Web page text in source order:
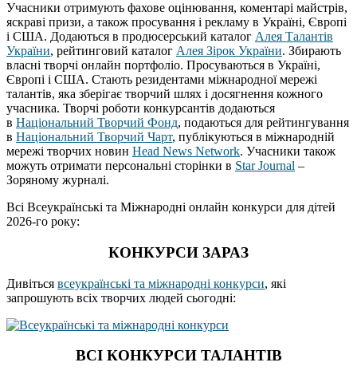
Учасники отримують фахове оцінювання, коментарі майстрів,
яскраві призи, а також просування і рекламу в Україні, Європі
і США. Додаються в продюсерський каталог Алея Талантів
України, рейтинговий каталог Алея Зірок України. Збирають
власні творчі онлайн портфоліо. Просуваються в Україні,
Європі і США. Стають резидентами міжнародної мережі
талантів, яка зберігає творчий шлях і досягнення кожного
учасника. Творчі роботи конкурсантів додаються
в Національний Творчий Фонд, подаються для рейтингування
в Національний Творчий Чарт, публікуються в міжнародній
мережі творчих новин Head News Network. Учасники також
можуть отримати персональні сторінки в Star Journal –
Зоряному журналі.
Всі Всеукраїнські та Міжнародні онлайн конкурси для дітей
2026-го року:
КОНКУРСИ ЗАРАЗ
Дивіться всеукраїнські та міжнародні конкурси, які
запрошують всіх творчих людей сьогодні:
ВСІ КОНКУРСИ ТАЛАНТІВ